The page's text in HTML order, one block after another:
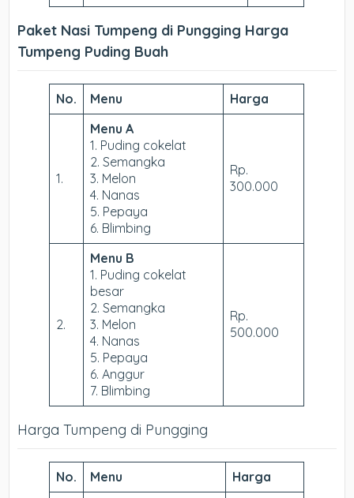
Paket Nasi Tumpeng di Pungging Harga
Tumpeng Puding Buah
No. Menu Harga
1.
Menu A
1. Puding cokelat
2. Semangka
3. Melon
4. Nanas
5. Pepaya
6. Blimbing
Rp.
300.000
2.
Menu B
1. Puding cokelat
besar
2. Semangka
3. Melon
4. Nanas
5. Pepaya
6. Anggur
7. Blimbing
Rp.
500.000
Harga Tumpeng di Pungging
No. Menu Harga